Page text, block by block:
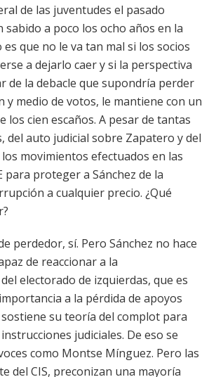
de las juventudes el pasado
sabido a poco los ocho años en la
es que no le va tan mal si los socios
a dejarlo caer y si la perspectiva
de la debacle que supondría perder
y medio de votos, le mantiene con un
los cien escaños. A pesar de tantas
del auto judicial sobre Zapatero y del
movimientos efectuados en las
para proteger a Sánchez de la
a cualquier precio. ¿Qué
perdedor, sí. Pero Sánchez no hace
de reaccionar a la
electorado de izquierdas, que es
a la pérdida de apoyos
su teoría del complot para
judiciales. De eso se
como Montse Mínguez. Pero las
del CIS, preconizan una mayoría